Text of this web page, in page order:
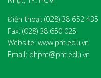
Điện thoại: (028) 38 652 435
Fax: (028) 38 650 025
Website: www.pnt.edu.vn
Email: dhpnt@pnt.edu.vn